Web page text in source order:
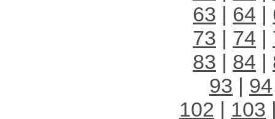
63 | 64 |
73 | 74 |
83 | 84 |
93 | 94
102 | 103